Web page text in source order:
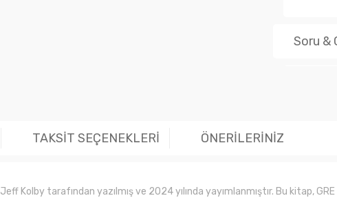
Soru &
TAKSİT SEÇENEKLERİ ÖNERİLERİNİZ
Jeff Kolby tarafından yazılmış ve 2024 yılında yayımlanmıştır. Bu kitap,